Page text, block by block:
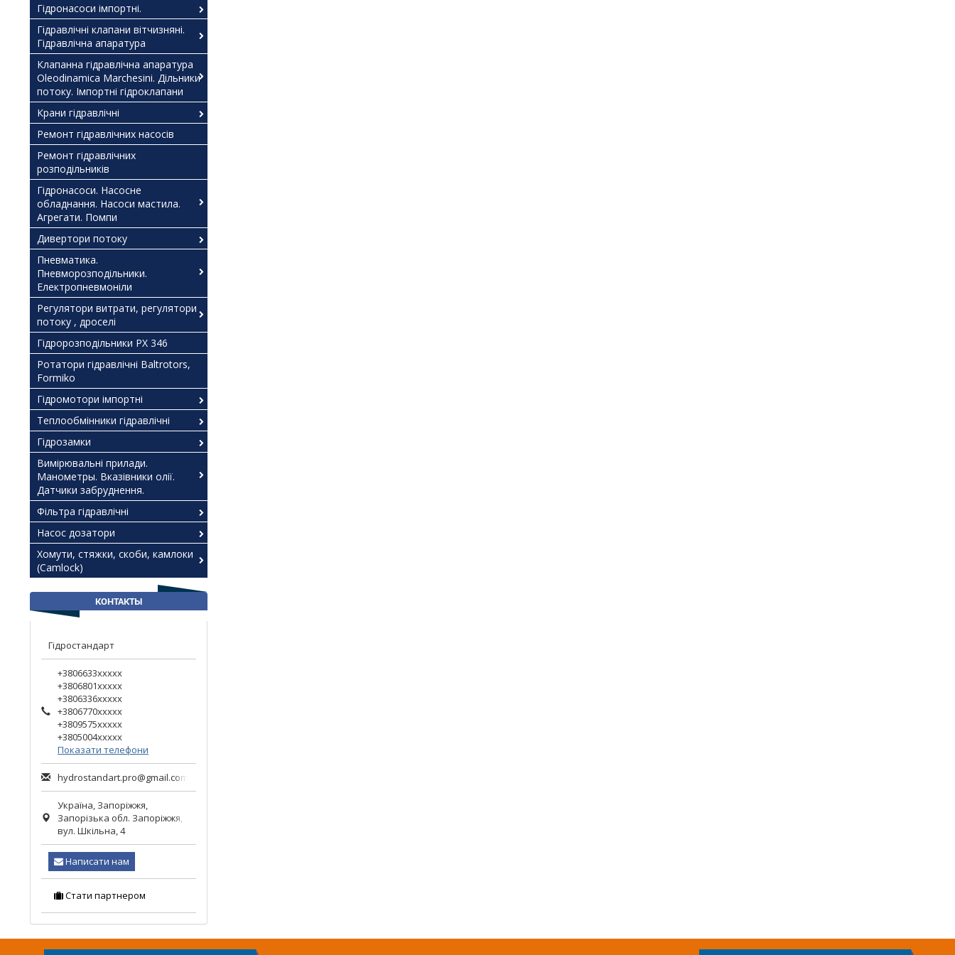
Гідронасоси імпортні.
Гідравлічні клапани вітчизняні.
Гідравлічна апаратура
Клапанна гідравлічна апаратура
Oleodinamica Marchesini. Дільники
потоку. Імпортні гідроклапани
Крани гідравлічні
Ремонт гідравлічних насосів
Ремонт гідравлічних
розподільників
Гідронасоси. Насосне
обладнання. Насоси мастила.
Агрегати. Помпи
Дивертори потоку
Пневматика.
Пневморозподільники.
Електропневмоніли
Регулятори витрати, регулятори
потоку , дроселі
Гідророзподільники РХ 346
Ротатори гідравлічні Baltrotors,
Formiko
Гідромотори імпортні
Теплообмінники гідравлічні
Гідрозамки
Вимірювальні прилади.
Манометры. Вказівники олії.
Датчики забруднення.
Фільтра гідравлічні
Насос дозатори
Хомути, стяжки, скоби, камлоки
(Camlock)
КОНТАКТЫ
Гідростандарт
+3806633xxxxx
+3806801xxxxx
+3806336xxxxx
+3806770xxxxx
+3809575xxxxx
+3805004xxxxx
Показати телефони
hydrostandart.pro@gmail.com
Україна, Запоріжжя,
Запорізька обл. Запоріжжя,
вул. Шкільна, 4
Написати нам
Стати партнером